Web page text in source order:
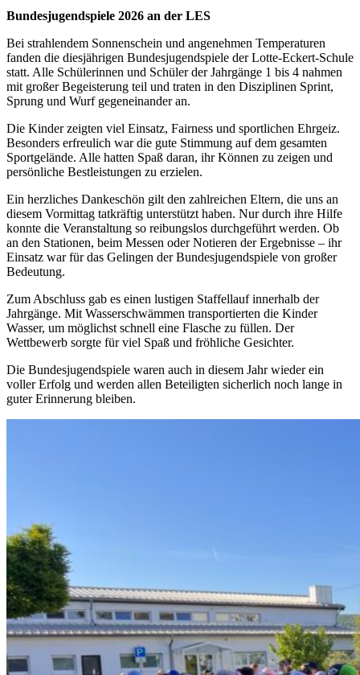
Bundesjugendspiele 2026 an der LES
Bei strahlendem Sonnenschein und angenehmen Temperaturen
fanden die diesjährigen Bundesjugendspiele der Lotte-Eckert-Schule
statt. Alle Schülerinnen und Schüler der Jahrgänge 1 bis 4 nahmen
mit großer Begeisterung teil und traten in den Disziplinen Sprint,
Sprung und Wurf gegeneinander an.
Die Kinder zeigten viel Einsatz, Fairness und sportlichen Ehrgeiz.
Besonders erfreulich war die gute Stimmung auf dem gesamten
Sportgelände. Alle hatten Spaß daran, ihr Können zu zeigen und
persönliche Bestleistungen zu erzielen.
Ein herzliches Dankeschön gilt den zahlreichen Eltern, die uns an
diesem Vormittag tatkräftig unterstützt haben. Nur durch ihre Hilfe
konnte die Veranstaltung so reibungslos durchgeführt werden. Ob
an den Stationen, beim Messen oder Notieren der Ergebnisse – ihr
Einsatz war für das Gelingen der Bundesjugendspiele von großer
Bedeutung.
Zum Abschluss gab es einen lustigen Staffellauf innerhalb der
Jahrgänge. Mit Wasserschwämmen transportierten die Kinder
Wasser, um möglichst schnell eine Flasche zu füllen. Der
Wettbewerb sorgte für viel Spaß und fröhliche Gesichter.
Die Bundesjugendspiele waren auch in diesem Jahr wieder ein
voller Erfolg und werden allen Beteiligten sicherlich noch lange in
guter Erinnerung bleiben.